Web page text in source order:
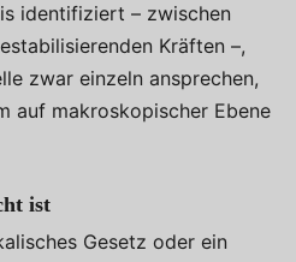
identifiziert – zwischen
Kräften –,
zwar einzeln ansprechen,
auf makroskopischer Ebene
ist
Gesetz oder ein